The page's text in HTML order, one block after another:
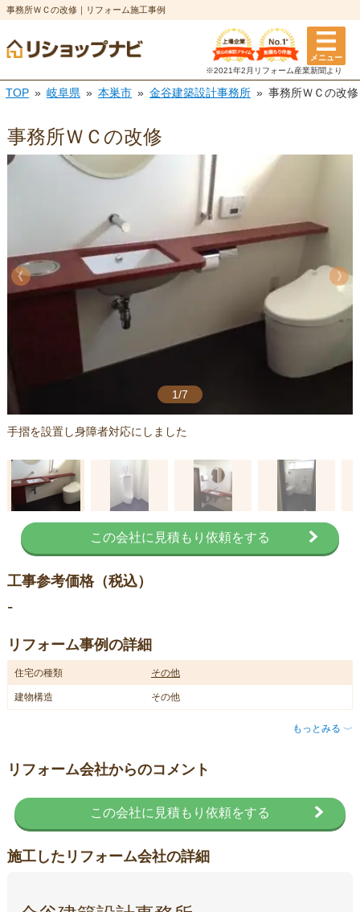
事務所ＷＣの改修｜リフォーム施工事例
メニュー
※2021年2月リフォーム産業新聞より
TOP 岐阜県 本巣市 金谷建築設計事務所 事務所ＷＣの改修
事務所ＷＣの改修
1/7
《
《
手摺を設置し身障者対応にしました
この会社に見積もり依頼をする
工事参考価格（税込）
-
リフォーム事例の詳細
住宅の種類 その他
建物構造 その他
もっとみる 〈
リフォーム会社からのコメント
この会社に見積もり依頼をする
施工したリフォーム会社の詳細